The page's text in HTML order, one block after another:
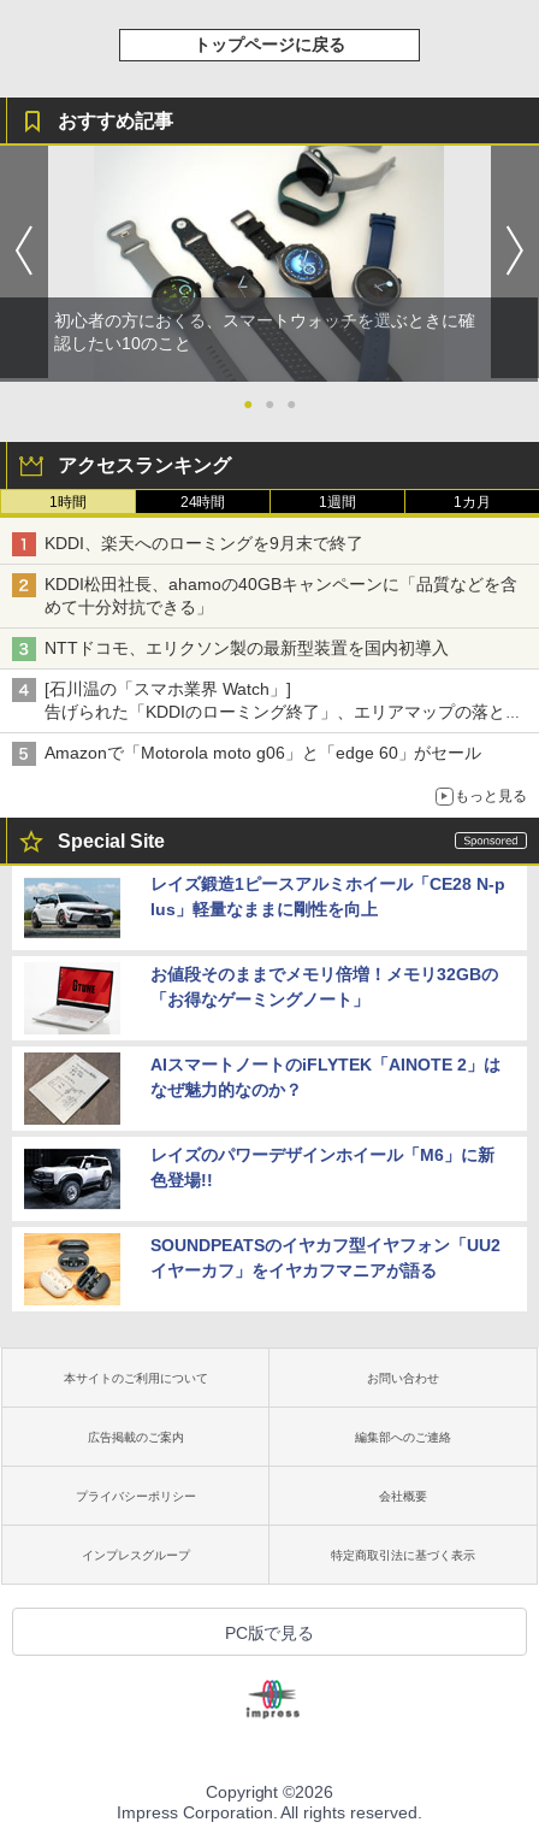
トップページに戻る
おすすめ記事
初心者の方におくる、スマートウォッチを選ぶときに確
認したい10のこと
● ● ●
アクセスランキング
1時間 24時間 1週間 1カ月
KDDI、楽天へのローミングを9月末で終了
KDDI松田社長、ahamoの40GBキャンペーンに「品質などを含
めて十分対抗できる」
NTTドコモ、エリクソン製の最新型装置を国内初導入
[石川温の「スマホ業界 Watch」]
告げられた「KDDIのローミング終了」、エリアマップの落とし
穴と楽天モバイルの課題
Amazonで「Motorola moto g06」と「edge 60」がセール
もっと見る
Special Site
レイズ鍛造1ピースアルミホイール「CE28 N-p
lus」軽量なままに剛性を向上
お値段そのままでメモリ倍増！メモリ32GBの
「お得なゲーミングノート」
AIスマートノートのiFLYTEK「AINOTE 2」は
なぜ魅力的なのか？
レイズのパワーデザインホイール「M6」に新
色登場!!
SOUNDPEATSのイヤカフ型イヤフォン「UU2
イヤーカフ」をイヤカフマニアが語る
本サイトのご利用について お問い合わせ
広告掲載のご案内 編集部へのご連絡
プライバシーポリシー 会社概要
インプレスグループ 特定商取引法に基づく表示
PC版で見る
Copyright ©2026
Impress Corporation. All rights reserved.